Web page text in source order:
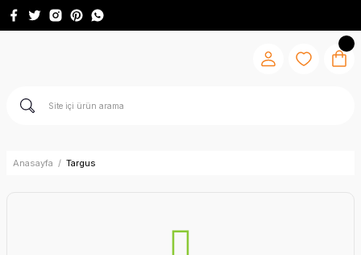
Anasayfa Targus